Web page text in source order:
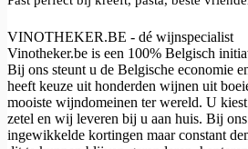
VINOTHEKER.BE - dé wijnspecialist
Vinotheker.be is een 100% Belgisch
Bij ons steunt u de Belgische economie
heeft keuze uit honderden wijnen uit
mooiste wijndomeinen ter wereld. U
zetel en wij leveren bij u aan huis. Bij
ingewikkelde kortingen maar constant